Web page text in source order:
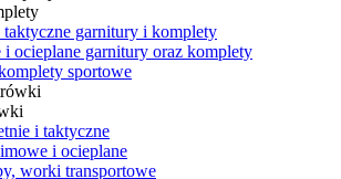
taktyczne garnitury i komplety
i ocieplane garnitury oraz komplety
sportowe
i taktyczne
i ocieplane